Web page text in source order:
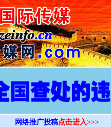
>
网络推广投稿点击进入>>>